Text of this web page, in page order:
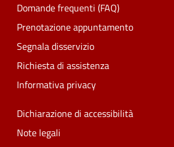
Domande frequenti (FAQ)
Prenotazione appuntamento
Segnala disservizio
Richiesta di assistenza
Informativa privacy
Dichiarazione di accessibilità
Note legali